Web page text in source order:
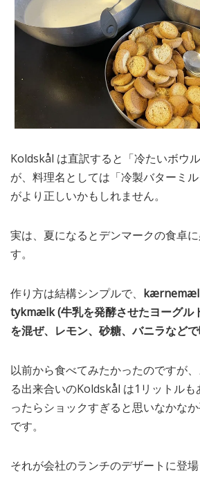
Koldskål は直訳すると「冷たいボウ
が、料理名としては「冷製バターミ
がより正しいかもしれません。
実は、夏になるとデンマークの食卓
す。
作り方は結構シンプルで、
tykmælk (牛乳を発酵させたヨーグル
を混ぜ、レモン、砂糖、バニラなどで
以前から食べてみたかったのですが
る出来合いのKoldskål は1リットル
ったらショックすぎると思いなかな
です。
それが会社のランチのデザートに登場